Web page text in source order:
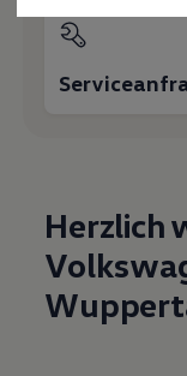
Besitzer und
Software
Herzlich